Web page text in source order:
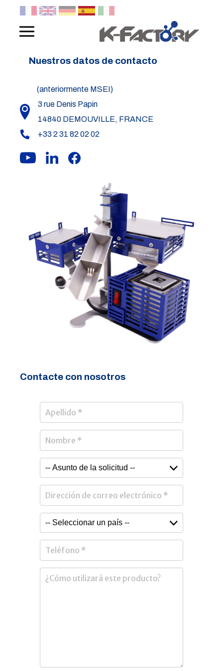
Panneau de gestion des cookies
Nuestros datos de contacto
(anteriormente MSEI)
3 rue Denis Papin
14840 DEMOUVILLE, FRANCE
+33 2 31 82 02 02
Contacte con nosotros